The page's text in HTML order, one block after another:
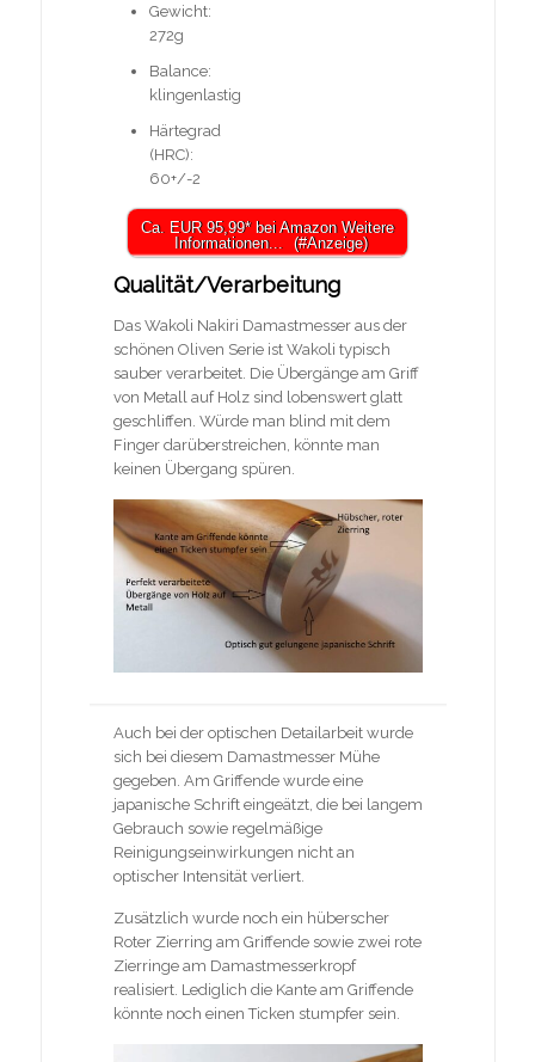
Gewicht:
272g
Balance:
klingenlastig
Härtegrad
(HRC):
60+/-2
Ca. EUR 95,99* bei Amazon Weitere
Informationen...
Qualität/Verarbeitung
Das Wakoli Nakiri Damastmesser aus der
schönen Oliven Serie ist Wakoli typisch
sauber verarbeitet. Die Übergänge am Griff
von Metall auf Holz sind lobenswert glatt
geschliffen. Würde man blind mit dem
Finger darüberstreichen, könnte man
keinen Übergang spüren.
Auch bei der optischen Detailarbeit wurde
sich bei diesem Damastmesser Mühe
gegeben. Am Griffende wurde eine
japanische Schrift eingeätzt, die bei langem
Gebrauch sowie regelmäßige
Reinigungseinwirkungen nicht an
optischer Intensität verliert.
Zusätzlich wurde noch ein hüberscher
Roter Zierring am Griffende sowie zwei rote
Zierringe am Damastmesserkropf
realisiert. Lediglich die Kante am Griffende
könnte noch einen Ticken stumpfer sein.